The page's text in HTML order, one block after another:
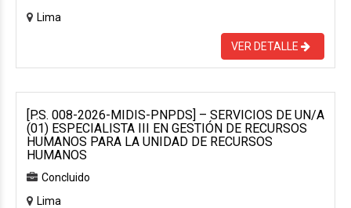
Lima
VER DETALLE
[P.S. 008-2026-MIDIS-PNPDS] – SERVICIOS DE UN/A
(01) ESPECIALISTA III EN GESTIÓN DE RECURSOS
HUMANOS PARA LA UNIDAD DE RECURSOS
HUMANOS
Concluido
Lima